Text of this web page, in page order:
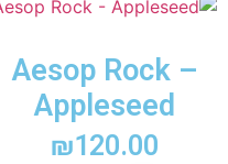
Aesop Rock –
Appleseed
₪120.00